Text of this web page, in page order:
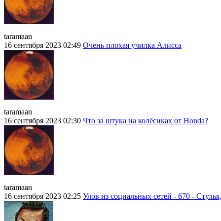
taramaan
16 сентября 2023 02:49 Очень плохая училка Алисса
taramaan
16 сентября 2023 02:30 Что за штука на колёсиках от Honda?
taramaan
16 сентября 2023 02:25 Улов из социальных сетей - 670 -